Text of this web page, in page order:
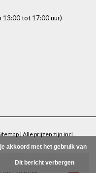
13:00 tot 17:00 uur)
| Alle prijzen zijn incl.
akkoord met het gebruik van
Dit bericht verbergen